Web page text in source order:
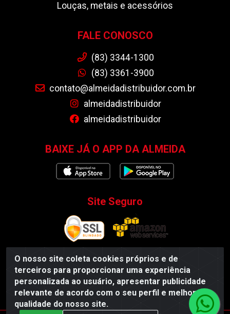
O nosso site coleta cookies próprios e de
terceiros para proporcionar uma experiência
personalizada ao usuário, apresentar publicidade
relevante de acordo com o seu perfil e melhorar a
qualidade do nosso site.
Louças, metais e acessórios
FALE CONOSCO
(83) 3344-1300
(83) 3361-3900
contato@almeidadistribuidor.com.br
almeidadistribuidor
almeidadistribuidor
BAIXE JÁ O APP DA ALMEIDA
Site Seguro
Almeida Distribuidor - Rodovia BR 104, S/N, Centro -
Esperança/PB - CEP 58135-000 - CNPJ 35.419.548/0001-55